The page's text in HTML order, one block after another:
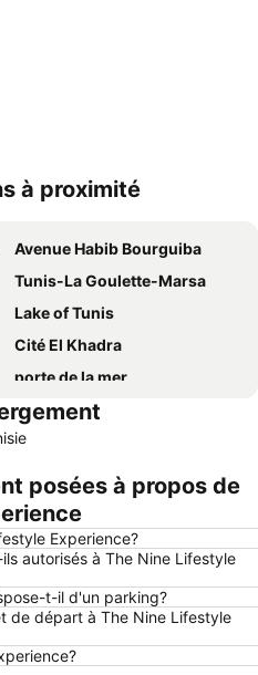
à proximité
Avenue Habib Bourguiba
Tunis-La Goulette-Marsa
Lake of Tunis
Cité El Khadra
porte de la mer
Carthage amphitheatre
Bardo National Museum
Lake of Tunis
Marché central
Habib Thameur Park
Routière de Tunis Sud Bab Alioua
Jazz à Carthage
Acropolium
posées à propos de
Experience?
autorisés à The Nine Lifestyle
t-il d'un parking?
de départ à The Nine Lifestyle